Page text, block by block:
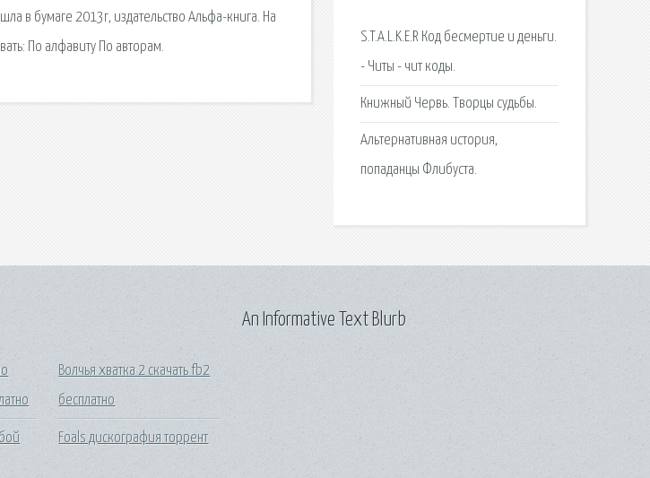
в бумаге 2013г, издательство Альфа-книга. На
По алфавиту По авторам.
S.T.A.L.K.E.R Код бесмертие и деньги.
- Читы - чит коды.
Книжный Червь. Творцы судьбы.
Альтернативная история,
попаданцы Флибуста.
Волчья хватка 2 скачать fb2
бесплатно
Foals дискография торрент
An Informative Text Blurb